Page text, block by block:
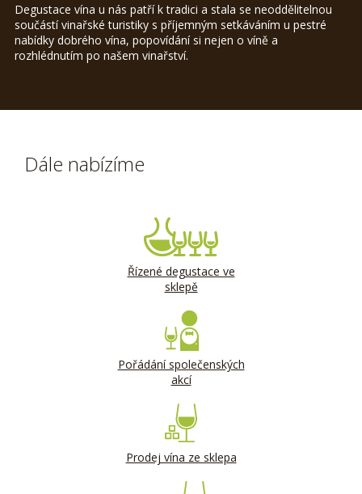
Degustace vína u nás patří k tradici a stala se neoddělitelnou
součástí vinařské turistiky s příjemným setkáváním u pestré
nabídky dobrého vína, popovídání si nejen o víně a
rozhlédnutím po našem vinařství.
Dále nabízíme
Řízené degustace ve
sklepě
Pořádání společenských
akcí
Prodej vína ze sklepa